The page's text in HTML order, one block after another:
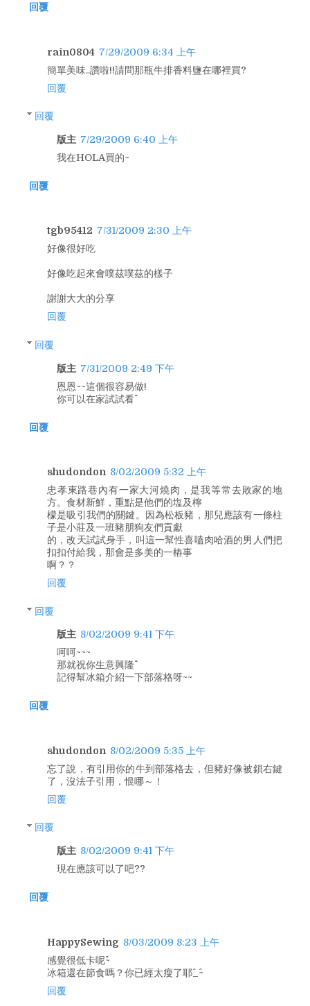
回覆
rain0804 7/29/2009 6:34 上午
簡單美味..讚啦!!請問那瓶牛排香料鹽在哪裡買?
回覆
回覆
版主 7/29/2009 6:40 上午
我在HOLA買的~
回覆
tgb95412 7/31/2009 2:30 上午
好像很好吃
好像吃起來會噗茲噗茲的樣子
謝謝大大的分享
回覆
回覆
版主 7/31/2009 2:49 下午
恩恩~~這個很容易做!
你可以在家試試看^^
回覆
shudondon 8/02/2009 5:32 上午
忠孝東路巷內有一家大河燒肉，是我等常去敗家的地
方。食材新鮮，重點是他們的塩及檸
檬是吸引我們的關鍵。因為松板豬，那兒應該有一條柱
子是小莊及一班豬朋狗友們貢獻
的，改天試試身手，叫這一幫性喜嗑肉哈酒的男人們把
扣扣付給我，那會是多美的一樁事
啊？？
回覆
回覆
版主 8/02/2009 9:41 下午
呵呵~~~
那就祝你生意興隆^^
記得幫冰箱介紹一下部落格呀~~
回覆
shudondon 8/02/2009 5:35 上午
忘了說，有引用你的牛到部落格去，但豬好像被鎖右鍵
了，沒法子引用，恨哪～！
回覆
回覆
版主 8/02/2009 9:41 下午
現在應該可以了吧??
回覆
HappySewing 8/03/2009 8:23 上午
感覺很低卡呢^^~
冰箱還在節食嗎？你已經太瘦了耶^_^~
回覆